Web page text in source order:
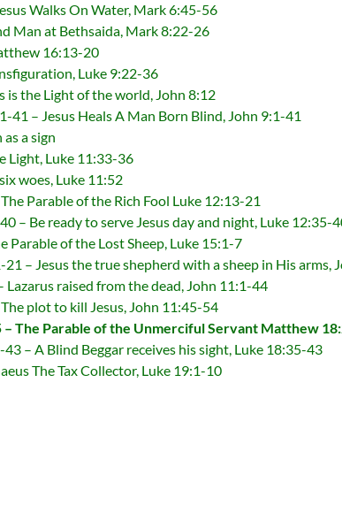
Walks On Water, Mark 6:45-56
Man at Bethsaida, Mark 8:22-26
16:13-20
Luke 9:22-36
the Light of the world, John 8:12
– Jesus Heals A Man Born Blind, John 9:1-41
a sign
Light, Luke 11:33-36
woes, Luke 11:52
Parable of the Rich Fool Luke 12:13-21
– Be ready to serve Jesus day and night, Luke 12:35-
of the Lost Sheep, Luke 15:1-7
– Jesus the true shepherd with a sheep in His arms,
raised from the dead, John 11:1-44
plot to kill Jesus, John 11:45-54
The Parable of the Unmerciful Servant Matthew
– A Blind Beggar receives his sight, Luke 18:35-43
The Tax Collector, Luke 19:1-10